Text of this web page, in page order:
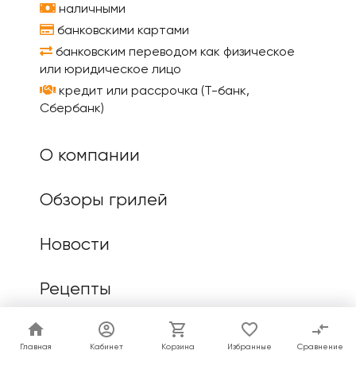
Главная Кабинет Корзина Избранные Сравнение
Главная Кабинет Корзина Избранные Сравнение
наличными
банковскими картами
банковским переводом как физическое
или юридическое лицо
кредит или рассрочка (Т-банк,
Сбербанк)
О компании
Обзоры грилей
Новости
Рецепты
Статьи